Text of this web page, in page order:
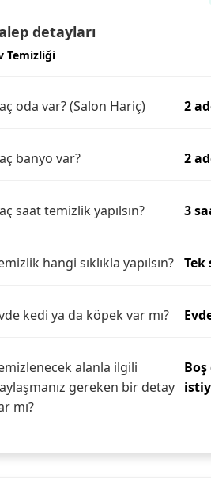
detayları
Temizliği
oda var? (Salon Hariç) 2
banyo var? 2
saat temizlik yapılsın? 3
hangi sıklıkla yapılsın? Tek
kedi ya da köpek var mı?
alanla ilgili
gereken bir detay
mı?